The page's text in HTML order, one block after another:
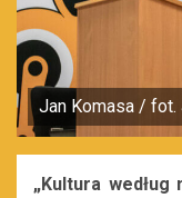
Jan Komasa / fot.
„Kultura według